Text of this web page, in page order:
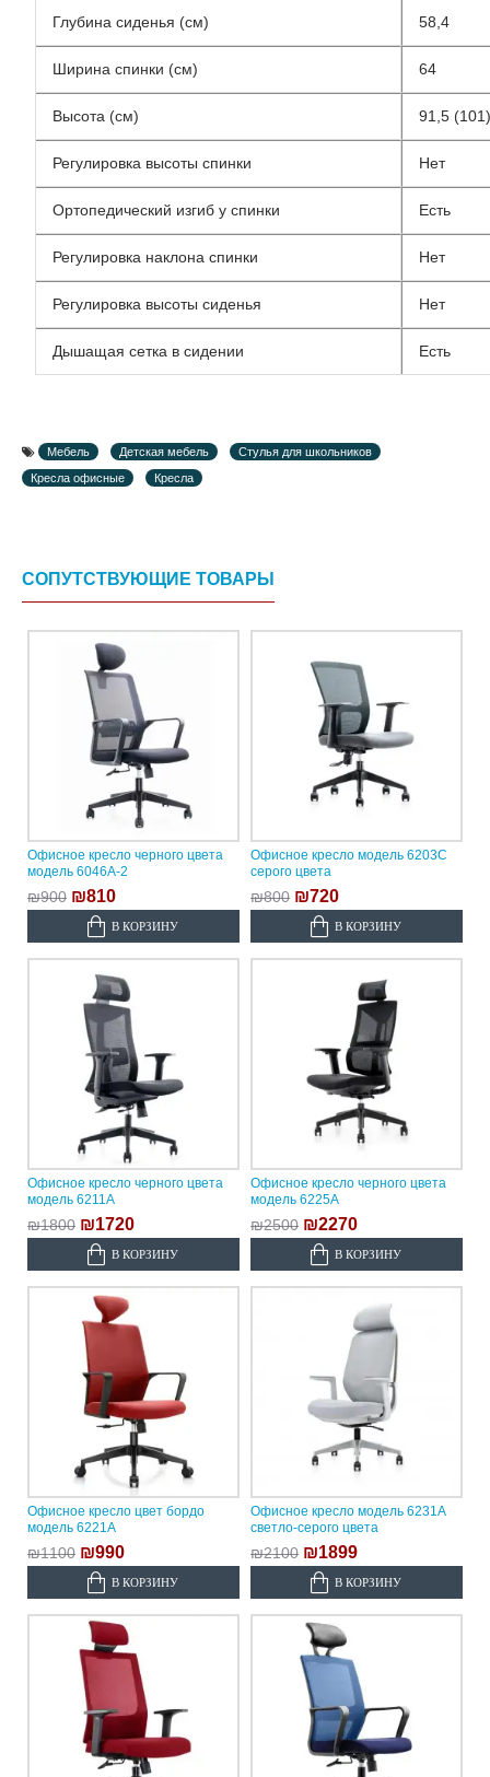
Глубина сиденья (см) 58,4
Ширина спинки (см) 64
Высота (см) 91,5 (101)
Регулировка высоты спинки Нет
Ортопедический изгиб у спинки Есть
Регулировка наклона спинки Нет
Регулировка высоты сиденья Нет
Дышащая сетка в сидении Есть
Мебель Детская мебель
Стулья для школьников
Кресла офисные
Кресла
СОПУТСТВУЮЩИЕ ТОВАРЫ
Офисное кресло черного цвета
модель 6046A-2
₪900 ₪810
В КОРЗИНУ
Офисное кресло модель 6203C
серого цвета
₪800 ₪720
В КОРЗИНУ
Офисное кресло черного цвета
модель 6211A
₪1800 ₪1720
В КОРЗИНУ
Офисное кресло черного цвета
модель 6225A
₪2500 ₪2270
В КОРЗИНУ
Офисное кресло цвет бордо
модель 6221A
₪1100 ₪990
В КОРЗИНУ
Офисное кресло модель 6231A
светло-серого цвета
₪2100 ₪1899
В КОРЗИНУ